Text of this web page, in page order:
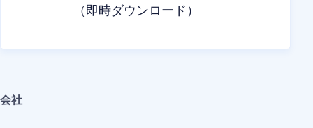
（即時ダウンロード）
会社